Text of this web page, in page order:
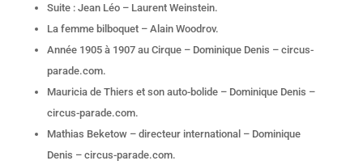
Suite : Jean Léo – Laurent Weinstein.
La femme bilboquet – Alain Woodrov.
Année 1905 à 1907 au Cirque – Dominique Denis – circus-
parade.com.
Mauricia de Thiers et son auto-bolide – Dominique Denis –
circus-parade.com.
Mathias Beketow – directeur international – Dominique
Denis – circus-parade.com.